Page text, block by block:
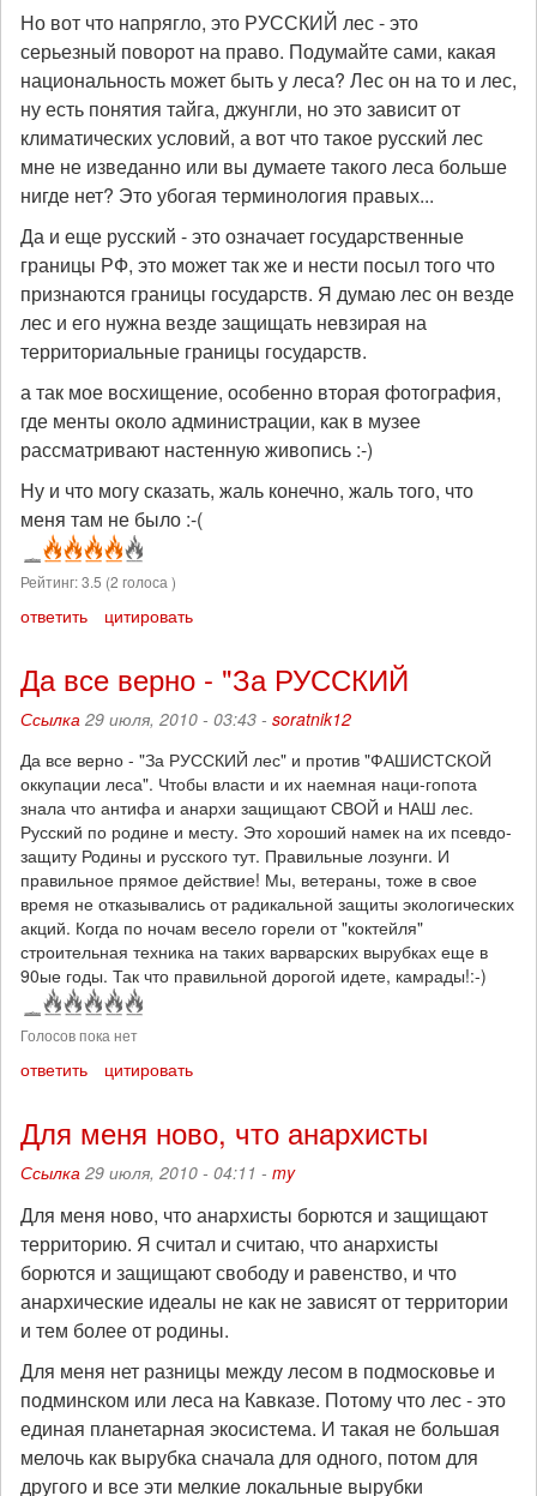
Но вот что напрягло, это РУССКИЙ лес - это
серьезный поворот на право. Подумайте сами, какая
национальность может быть у леса? Лес он на то и лес,
ну есть понятия тайга, джунгли, но это зависит от
климатических условий, а вот что такое русский лес
мне не изведанно или вы думаете такого леса больше
нигде нет? Это убогая терминология правых...
Да и еще русский - это означает государственные
границы РФ, это может так же и нести посыл того что
признаются границы государств. Я думаю лес он везде
лес и его нужна везде защищать невзирая на
территориальные границы государств.
а так мое восхищение, особенно вторая фотография,
где менты около администрации, как в музее
рассматривают настенную живопись :-)
Ну и что могу сказать, жаль конечно, жаль того, что
меня там не было :-(
Рейтинг:3.5 (2 голоса )
ответить цитировать
Да все верно - "За РУССКИЙ
Ссылка 29 июля, 2010 - 03:43 - soratnik12
Да все верно - "За РУССКИЙ лес" и против "ФАШИСТСКОЙ
оккупации леса". Чтобы власти и их наемная наци-гопота
знала что антифа и анархи защищают СВОЙ и НАШ лес.
Русский по родине и месту. Это хороший намек на их псевдо-
защиту Родины и русского тут. Правильные лозунги. И
правильное прямое действие! Мы, ветераны, тоже в свое
время не отказывались от радикальной защиты экологических
акций. Когда по ночам весело горели от "коктейля"
строительная техника на таких варварских вырубках еще в
90ые годы. Так что правильной дорогой идете, камрады!:-)
Голосов пока нет
ответить цитировать
Для меня ново, что анархисты
Ссылка 29 июля, 2010 - 04:11 - my
Для меня ново, что анархисты борются и защищают
территорию. Я считал и считаю, что анархисты
борются и защищают свободу и равенство, и что
анархические идеалы не как не зависят от территории
и тем более от родины.
Для меня нет разницы между лесом в подмосковье и
подминском или леса на Кавказе. Потому что лес - это
единая планетарная экосистема. И такая не большая
мелочь как вырубка сначала для одного, потом для
другого и все эти мелкие локальные вырубки